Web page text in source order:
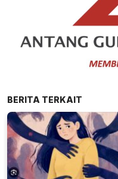
BERITA TERKAIT